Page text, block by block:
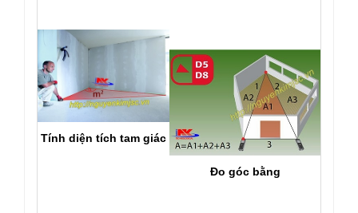
Tính diện tích tam giác
Đo góc bằng